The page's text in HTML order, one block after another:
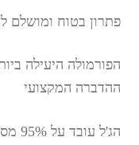
פתרון בטוח ומושלם
הפורמולה היעילה
ההדברה המקצועי
הג'ל